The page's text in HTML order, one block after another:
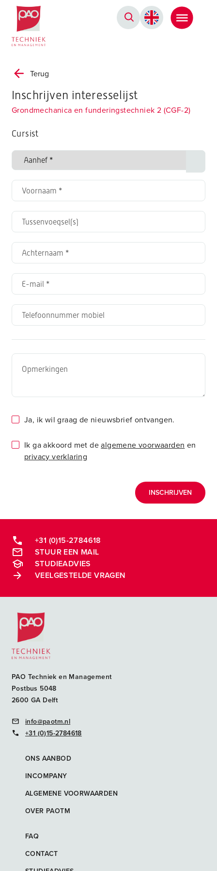
Postacademische cursussen, leergangen en opleidingen
Terug
Inschrijven interesselijst
Grondmechanica en funderingstechniek 2 (CGF-2)
Cursist
Ja, ik wil graag de nieuwsbrief ontvangen.
Ik ga akkoord met dealgemene voorwaarden en
privacy verklaring
INSCHRIJVEN
+31 (0)15-2784618
STUUR EEN MAIL
STUDIEADVIES
VEELGESTELDE VRAGEN
Postacademische cursussen, leergangen en opleidingen
PAO Techniek en Management
Postbus 5048
2600 GA Delft
info@paotm.nl
+31 (0)15-2784618
ONS AANBOD
INCOMPANY
ALGEMENE VOORWAARDEN
OVER PAOTM
FAQ
CONTACT